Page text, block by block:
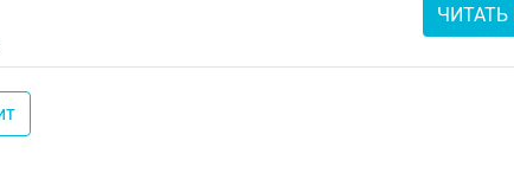
опираться не на нейтральную базу, а на сильный